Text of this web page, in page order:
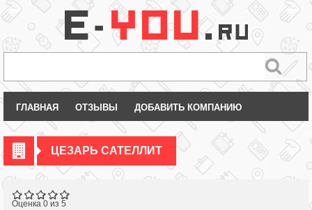
ГЛАВНАЯ ОТЗЫВЫ ДОБАВИТЬ КОМПАНИЮ
ЦЕЗАРЬ САТЕЛЛИТ
Оценка 0 из 5